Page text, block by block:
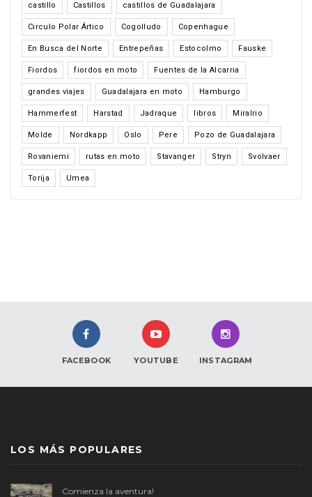
castillo Castillos castillos de Guadalajara
Circulo Polar Ártico Cogolludo Copenhague
En Busca del Norte Entrepeñas Estocolmo Fauske
Fiordos fiordos en moto Fuentes de la Alcarria
grandes viajes Guadalajara en moto Hamburgo
Hammerfest Harstad Jadraque libros Miralrio
Molde Nordkapp Oslo Pere Pozo de Guadalajara
Rovaniemi rutas en moto Stavanger Stryn Svolvaer
Torija Umea
FACEBOOK YOUTUBE INSTAGRAM
LOS MÁS POPULARES
Comienza la aventura!